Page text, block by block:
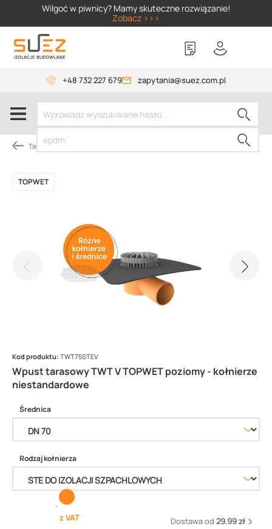
Wilgoć w piwnicy? Mamy skuteczne rozwiązanie!
Zobacz >>>
+48 732 227 679 zapytania@suez.com.pl
Tarasy i balkony
Wpust tarasowy TWT V TOPWET poziomy - kołnierze
niestandardowe
TOPWET
Kod produktu: TWT75STEV
Średnica
Rodzaj kołnierza
z VAT Dostawa od 29.99 zł